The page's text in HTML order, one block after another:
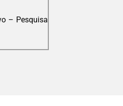
– Pesquisa